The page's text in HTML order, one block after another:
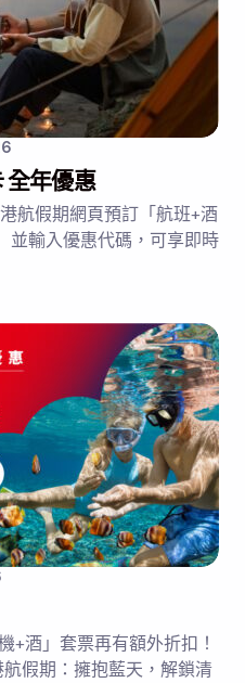
全年優惠
航假期網頁預訂「航班+酒
並輸入優惠代碼，可享即時
+酒」套票再有額外折扣！
假期：擁抱藍天，解鎖清